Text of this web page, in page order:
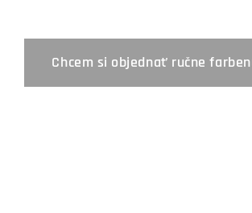
Chcem si objednať ručne